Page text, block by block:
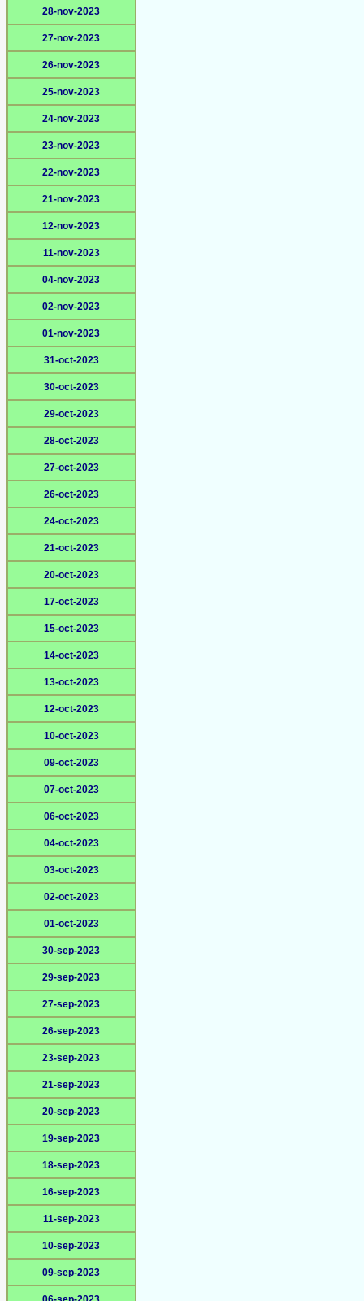
28-nov-2023
27-nov-2023
26-nov-2023
25-nov-2023
24-nov-2023
23-nov-2023
22-nov-2023
21-nov-2023
12-nov-2023
11-nov-2023
04-nov-2023
02-nov-2023
01-nov-2023
31-oct-2023
30-oct-2023
29-oct-2023
28-oct-2023
27-oct-2023
26-oct-2023
24-oct-2023
21-oct-2023
20-oct-2023
17-oct-2023
15-oct-2023
14-oct-2023
13-oct-2023
12-oct-2023
10-oct-2023
09-oct-2023
07-oct-2023
06-oct-2023
04-oct-2023
03-oct-2023
02-oct-2023
01-oct-2023
30-sep-2023
29-sep-2023
27-sep-2023
26-sep-2023
23-sep-2023
21-sep-2023
20-sep-2023
19-sep-2023
18-sep-2023
16-sep-2023
11-sep-2023
10-sep-2023
09-sep-2023